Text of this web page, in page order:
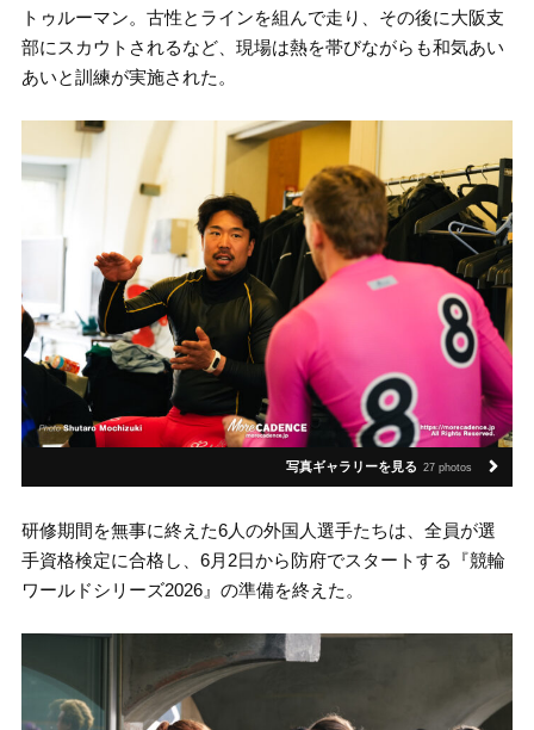
トゥルーマン。古性とラインを組んで走り、その後に大阪支
部にスカウトされるなど、現場は熱を帯びながらも和気あい
あいと訓練が実施された。
写真ギャラリーを見る 27 photos
研修期間を無事に終えた6人の外国人選手たちは、全員が選
手資格検定に合格し、6月2日から防府でスタートする『競輪
ワールドシリーズ2026』の準備を終えた。